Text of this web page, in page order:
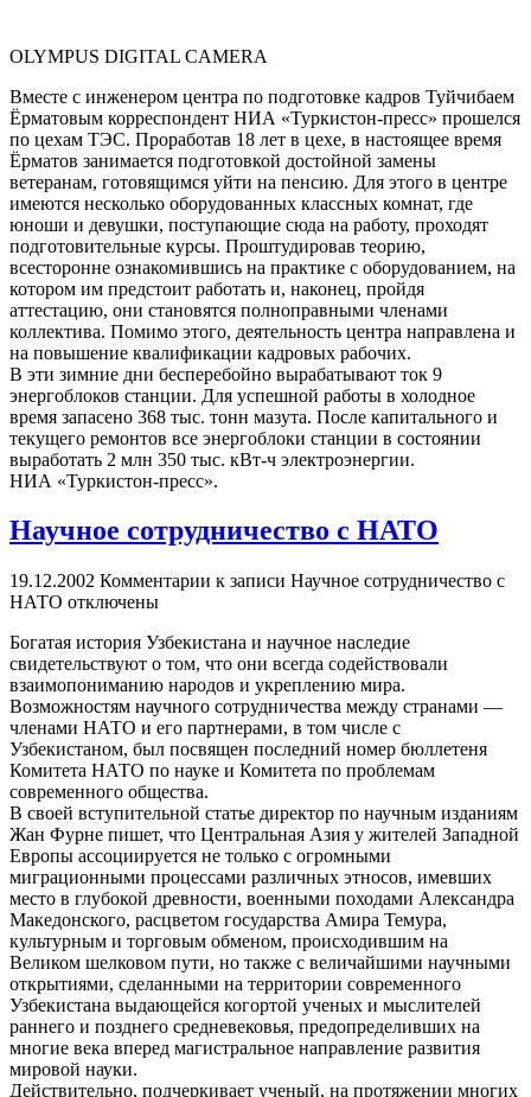
OLYMPUS DIGITAL CAMERA
Вместе с инженером центра по подготовке кадров Туйчибаем
Ёрматовым корреспондент НИА «Туркистон-пресс» прошелся
по цехам ТЭС. Проработав 18 лет в цехе, в настоящее время
Ёрматов занимается подготовкой достойной замены
ветеранам, готовящимся уйти на пенсию. Для этого в центре
имеются несколько оборудованных классных комнат, где
юноши и девушки, поступающие сюда на работу, проходят
подготовительные курсы. Проштудировав теорию,
всесторонне ознакомившись на практике с оборудованием, на
котором им предстоит работать и, наконец, пройдя
аттестацию, они становятся полноправными членами
коллектива. Помимо этого, деятельность центра направлена и
на повышение квалификации кадровых рабочих.
В эти зимние дни бесперебойно вырабатывают ток 9
энергоблоков станции. Для успешной работы в холодное
время запасено 368 тыс. тонн мазута. После капитального и
текущего ремонтов все энергоблоки станции в состоянии
выработать 2 млн 350 тыс. кВт-ч электроэнергии.
НИА «Туркистон-пресс».
Научное сотрудничество с НАТО
19.12.2002 Комментарии к записи Научное сотрудничество с
НАТО отключены
Богатая история Узбекистана и научное наследие
свидетельствуют о том, что они всегда содействовали
взаимопониманию народов и укреплению мира.
Возможностям научного сотрудничества между странами —
членами НАТО и его партнерами, в том числе с
Узбекистаном, был посвящен последний номер бюллетеня
Комитета НАТО по науке и Комитета по проблемам
современного общества.
В своей вступительной статье директор по научным изданиям
Жан Фурне пишет, что Центральная Азия у жителей Западной
Европы ассоциируется не только с огромными
миграционными процессами различных этносов, имевших
место в глубокой древности, военными походами Александра
Македонского, расцветом государства Амира Темура,
культурным и торговым обменом, происходившим на
Великом шелковом пути, но также с величайшими научными
открытиями, сделанными на территории современного
Узбекистана выдающейся когортой ученых и мыслителей
раннего и позднего средневековья, предопределивших на
многие века вперед магистральное направление развития
мировой науки.
Действительно, подчеркивает ученый, на протяжении многих